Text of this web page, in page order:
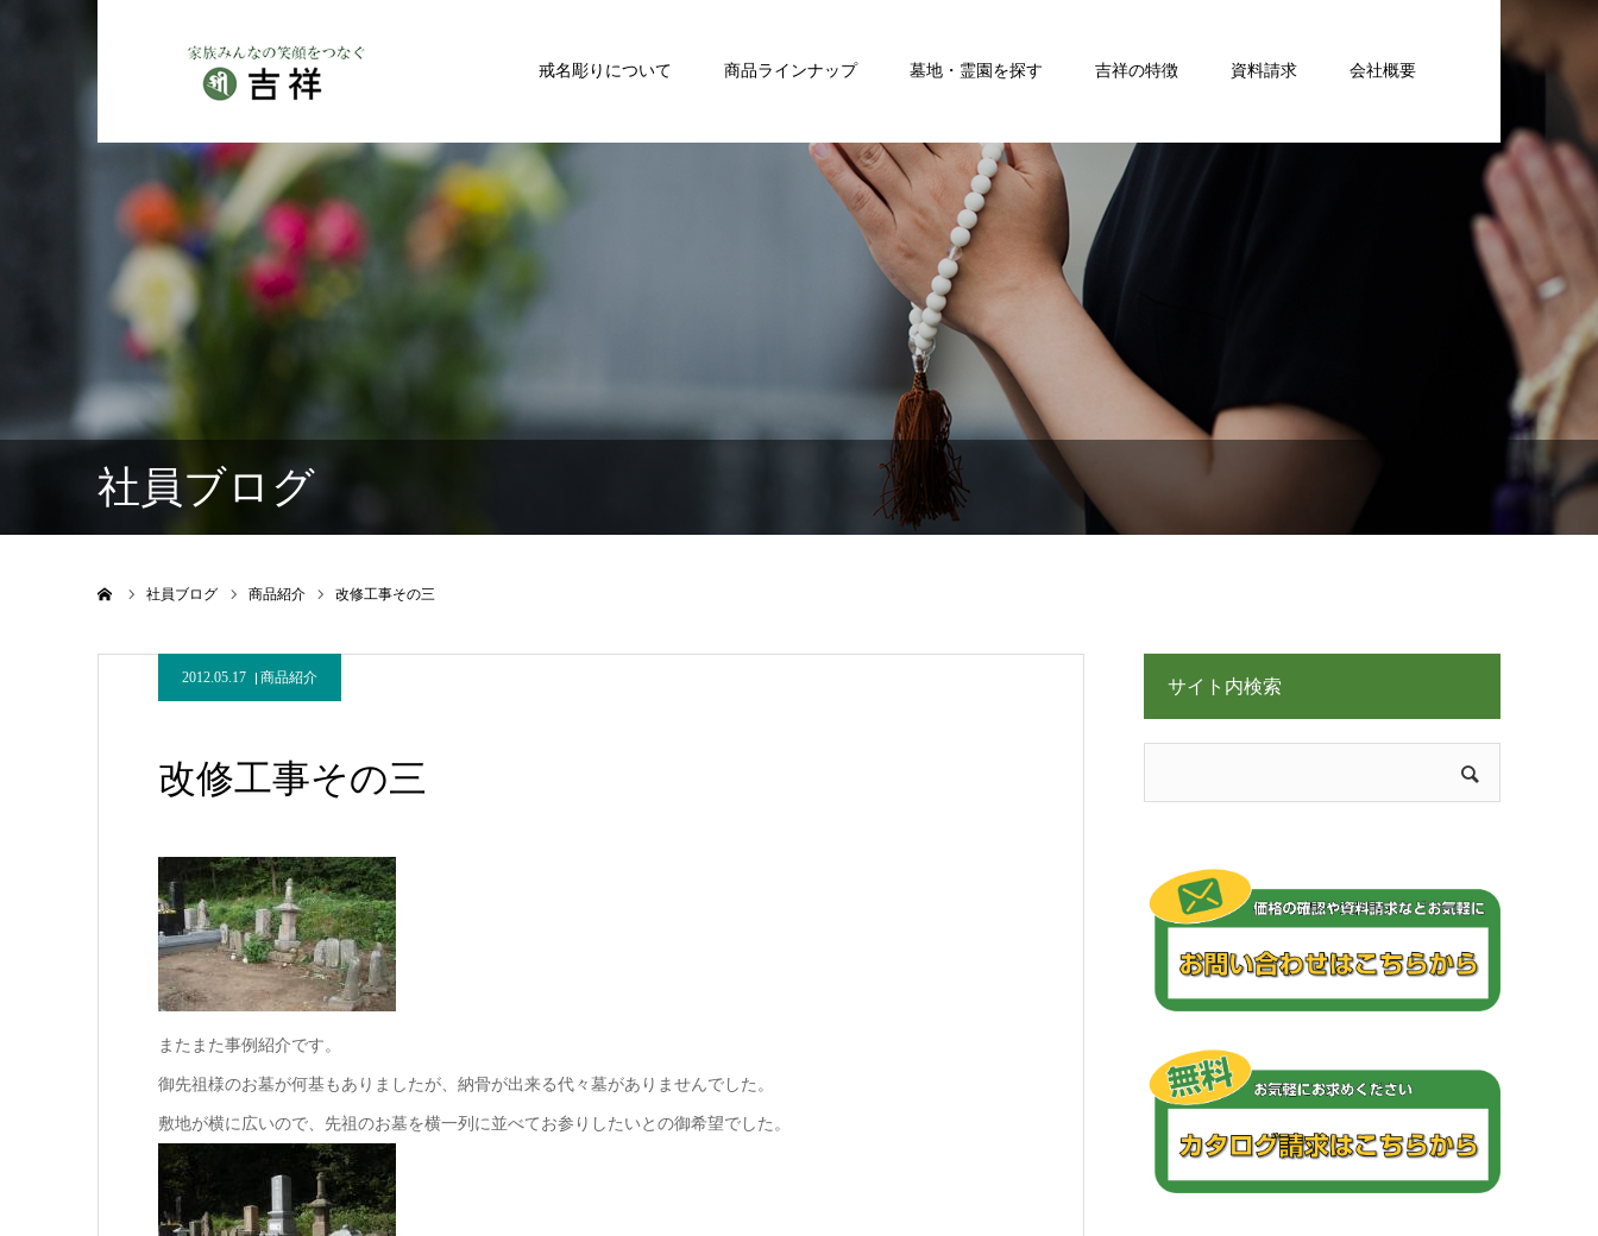
戒名彫りについて 商品ラインナップ 墓地・霊園を探す 吉祥の特徴 資料請求 会社概要
社員ブログ
社員ブログ 商品紹介 改修工事その三
2012.05.17 商品紹介
改修工事その三
またまた事例紹介です。
御先祖様のお墓が何基もありましたが、納骨が出来る代々墓がありませんでした。
敷地が横に広いので、先祖のお墓を横一列に並べてお参りしたいとの御希望でした。
サイト内検索